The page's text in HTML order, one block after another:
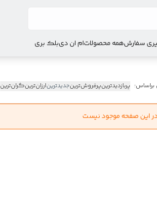
سفارشهمه محصولاتام ان دیبلک بری
براساس: پربازدیدترینپرفروش‌ترینجدیدترینارزان‌ترینگران‌ترین
این صفحه موجود نیست